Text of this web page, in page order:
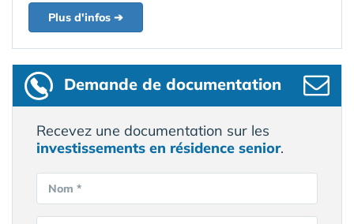
Plus d'infos ➔
Demande de documentation
Recevez une documentation sur les
investissements en résidence senior.
Nom *